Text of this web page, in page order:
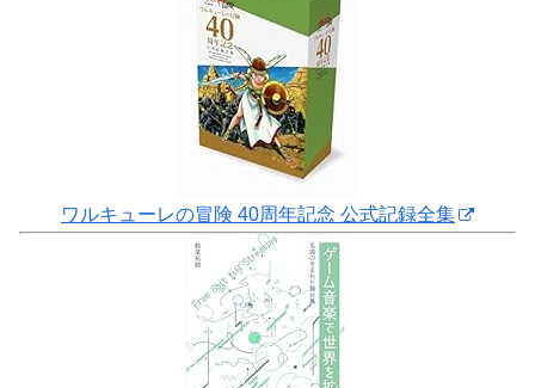
ワルキューレの冒険 40周年記念 公式記録全集